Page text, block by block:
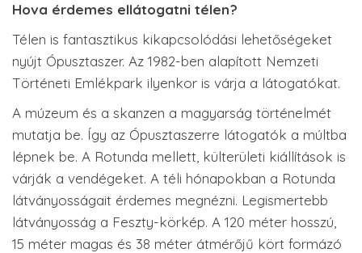
Hova érdemes ellátogatni télen?
Télen is fantasztikus kikapcsolódási lehetőségeket
nyújt Ópusztaszer. Az 1982-ben alapított Nemzeti
Történeti Emlékpark ilyenkor is várja a látogatókat.
A múzeum és a skanzen a magyarság történelmét
mutatja be. Így az Ópusztaszerre látogatók a múltba
lépnek be. A Rotunda mellett, külterületi kiállítások is
várják a vendégeket. A téli hónapokban a Rotunda
látványosságait érdemes megnézni. Legismertebb
látványosság a Feszty-körkép. A 120 méter hosszú,
15 méter magas és 38 méter átmérőjű kört formázó